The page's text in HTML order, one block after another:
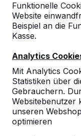
Funktionelle
Website
Beispiel an die
Kasse.
Analytics
Mit Analytics
Statistiken über
Gebrauchern.
Websitebenutzer
unseren
optimieren